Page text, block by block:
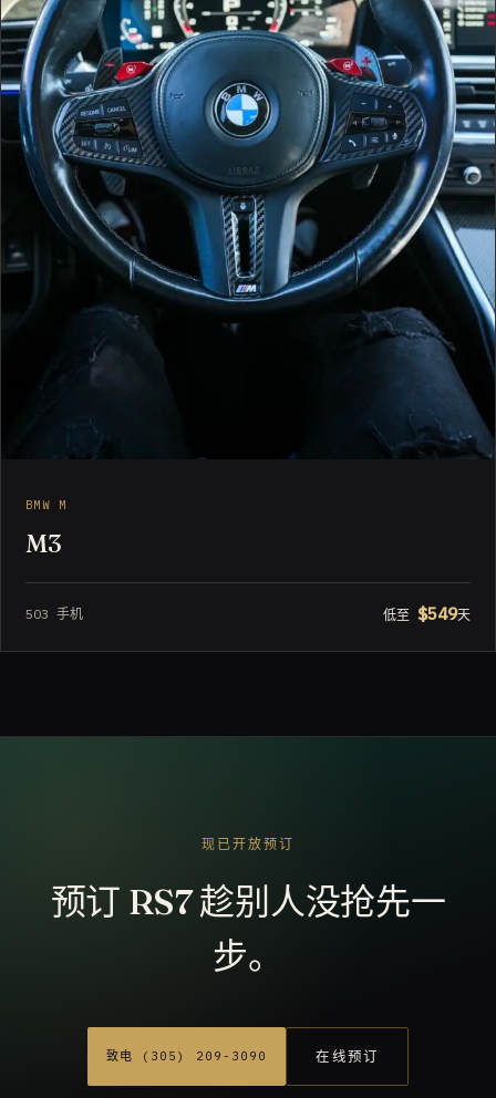
BMW M
M3
503 手机 低至 $549天
现已开放预订
预订 RS7 趁别人没抢先一
步。
致电 (305) 209-3090 在线预订